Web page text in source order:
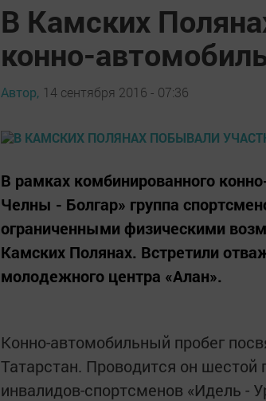
В Камских
конно-
Автор, 14 сентября 2016 - 07:36
В рамках комбинированного
Челны - Болгар» группа
ограниченными физическими
Камских Полянах. Встретили
молодежного центра «Алан».
Конно-автомобильный пробег
Татарстан. Проводится он
инвалидов-спортсменов «Идель -